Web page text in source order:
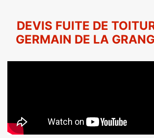
DEVIS FUITE DE
GERMAIN DE LA